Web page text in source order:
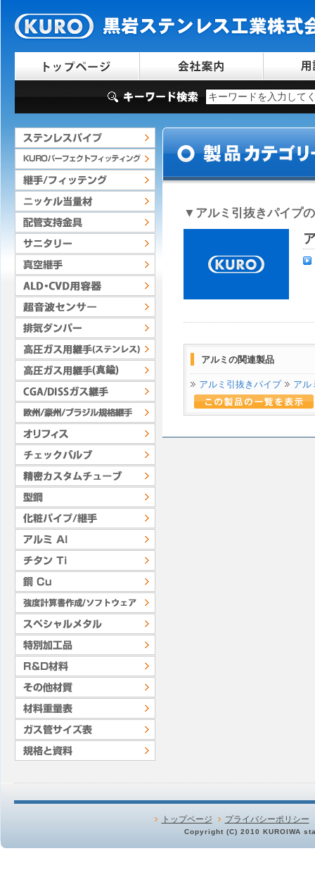
▼ アルミ引抜きパイプ
アルミの関連製品
アルミ引抜きパイプ アル
トップページ プライバシーポリシー
Copyright (C) 2010 KUROIWA